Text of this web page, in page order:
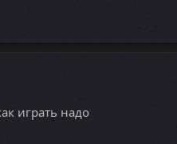
играть надо